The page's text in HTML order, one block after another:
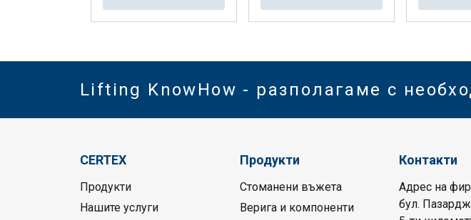
Lifting KnowHow - разполагаме с
CERTEX
Продукти
Нашите услуги
Продукти
Стоманени въжета
Верига и компоненти
Контакти
Адрес на
бул.